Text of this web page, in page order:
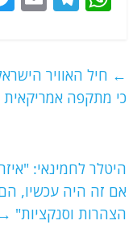
s
A
g
ra
l ← חיל האוויר
כי מתקפה אמריקאית
היטלר לחמינאי:
אם זה היה עכשיו,
הצהרות וסנקציות" →